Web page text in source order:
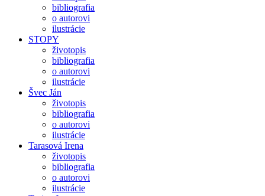
bibliografia
o autorovi
ilustrácie
STOPY
životopis
bibliografia
o autorovi
ilustrácie
Švec Ján
životopis
bibliografia
o autorovi
ilustrácie
Tarasová Irena
životopis
bibliografia
o autorovi
ilustrácie